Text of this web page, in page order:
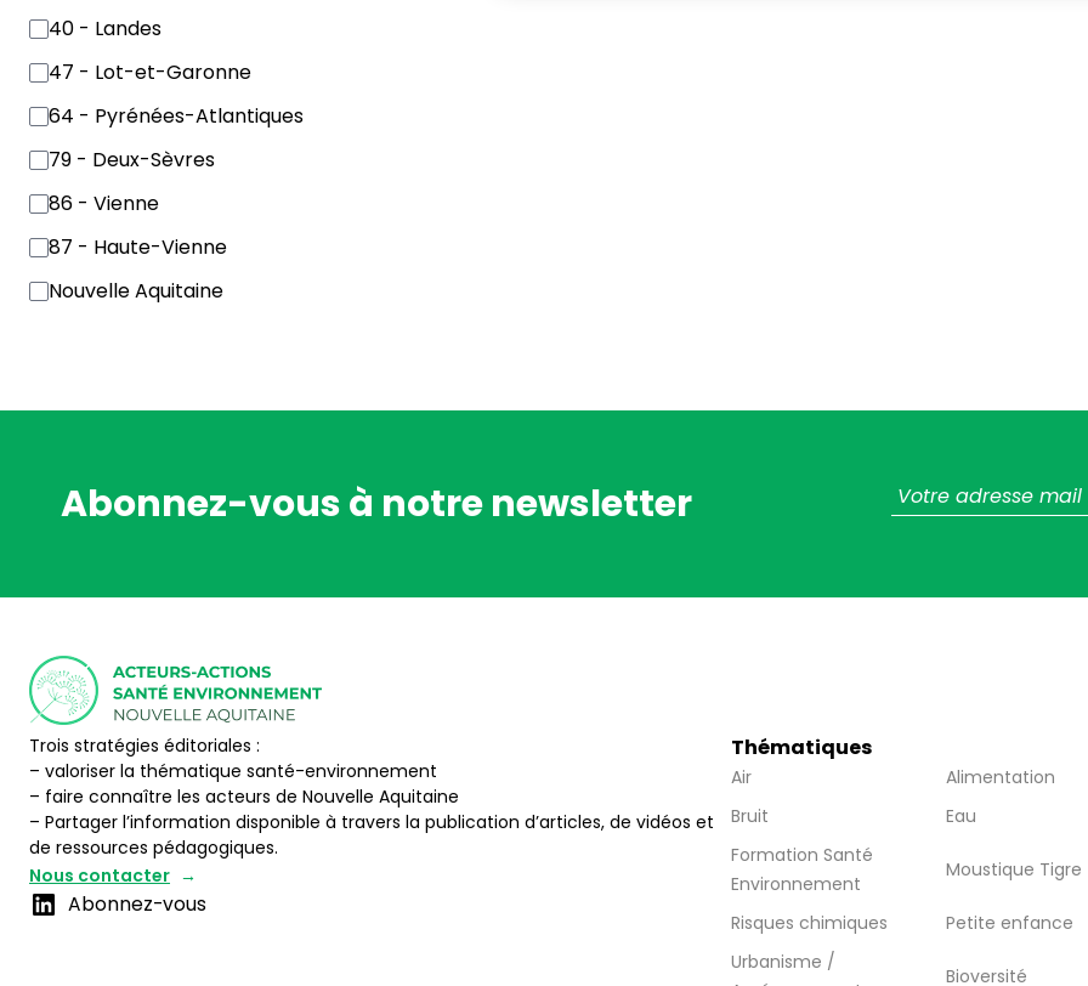
40 - Landes
47 - Lot-et-Garonne
64 - Pyrénées-Atlantiques
79 - Deux-Sèvres
86 - Vienne
87 - Haute-Vienne
Nouvelle Aquitaine
Abonnez-vous à notre newsletter
Trois stratégies éditoriales :
– valoriser la thématique santé-environnement
– faire connaître les acteurs de Nouvelle Aquitaine
– Partager l’information disponible à travers la publication d’articles, de vidéos et
de ressources pédagogiques.
Nous contacter
Abonnez-vous
Thématiques
Air
Alimentation
Bruit
Eau
Formation Santé
Environnement
Moustique Tigre
Risques chimiques
Petite enfance
Urbanisme /
Bioversité